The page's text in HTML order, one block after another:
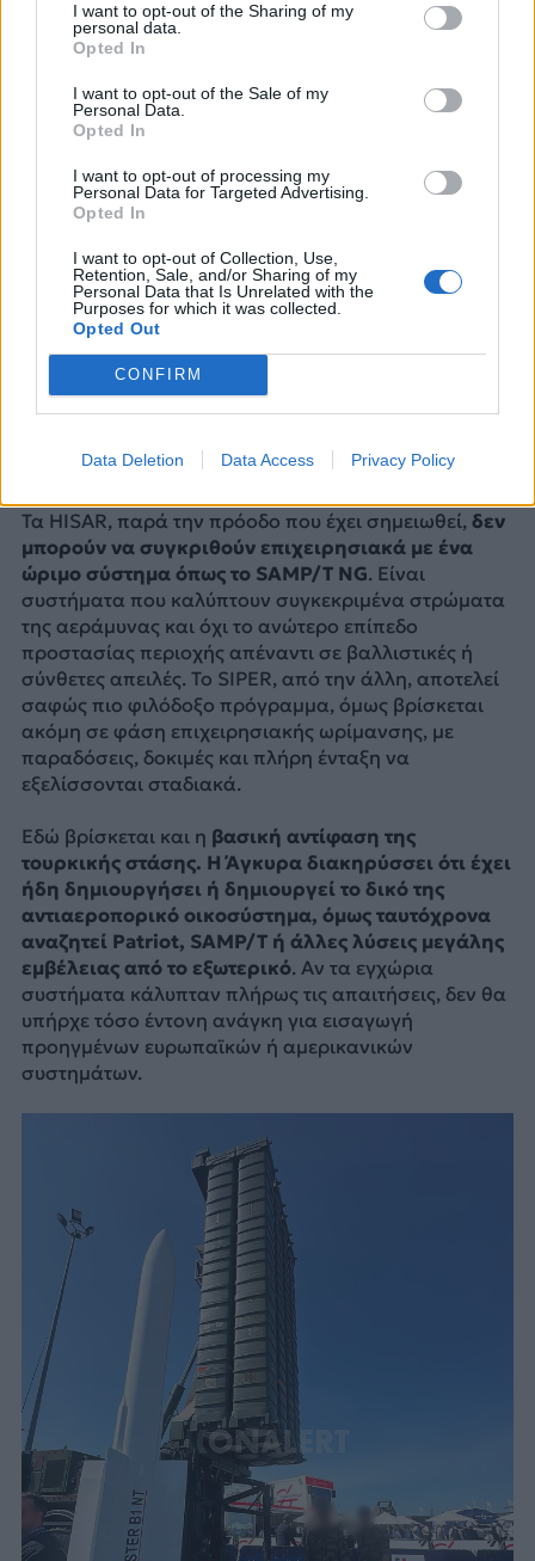
I want to opt-out of the Sharing of my
personal data.
Opted In
I want to opt-out of the Sale of my
Personal Data.
Opted In
I want to opt-out of processing my
Personal Data for Targeted Advertising.
Opted In
I want to opt-out of Collection, Use,
Retention, Sale, and/or Sharing of my
Personal Data that Is Unrelated with the
Purposes for which it was collected.
Opted Out
CONFIRM
Data Deletion Data Access Privacy Policy
Φωτογραφία OnAlert.gr / Κώστας Σαρικάς
Τα τουρκικά συστήματα και τα όριά
τους
Η Τουρκία έχει επενδύσει σημαντικά στην εγχώρια
αντιαεροπορική της βιομηχανία. Τα συστήματα
HISAR-A και HISAR-O καλύπτουν μικρές και μεσαίες
αποστάσεις, ενώ το SIPER προβάλλεται ως η
τουρκική λύση μεγάλης εμβέλειας.Η Άγκυρα μιλά
διαρκώς για εθνική τεχνολογία, εγχώριους
αισθητήρες, εγχώριους πυραύλους και πλήρη
σύνθετη.
Τα HISAR, παρά την πρόοδο που έχει σημειωθεί, δεν
μπορούν να συγκριθούν επιχειρησιακά με ένα
ώριμο σύστημα όπως το SAMP/T NG. Είναι
συστήματα που καλύπτουν συγκεκριμένα στρώματα
της αεράμυνας και όχι το ανώτερο επίπεδο
προστασίας περιοχής απέναντι σε βαλλιστικές ή
σύνθετες απειλές. Το SIPER, από την άλλη, αποτελεί
σαφώς πιο φιλόδοξο πρόγραμμα, όμως βρίσκεται
ακόμη σε φάση επιχειρησιακής ωρίμανσης, με
παραδόσεις, δοκιμές και πλήρη ένταξη να
εξελίσσονται σταδιακά.
Εδώ βρίσκεται και η βασική αντίφαση της
τουρκικής στάσης. Η Άγκυρα διακηρύσσει ότι έχει
ήδη δημιουργήσει ή δημιουργεί το δικό της
αντιαεροπορικό οικοσύστημα, όμως ταυτόχρονα
αναζητεί Patriot, SAMP/T ή άλλες λύσεις μεγάλης
εμβέλειας από το εξωτερικό. Αν τα εγχώρια
συστήματα κάλυπταν πλήρως τις απαιτήσεις, δεν θα
υπήρχε τόσο έντονη ανάγκη για εισαγωγή
προηγμένων ευρωπαϊκών ή αμερικανικών
συστημάτων.